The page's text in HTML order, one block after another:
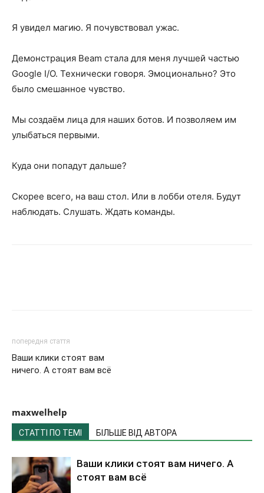
Я увидел магию. Я почувствовал ужас.
Демонстрация Beam стала для меня лучшей частью
Google I/O. Технически говоря. Эмоционально? Это
было смешанное чувство.
Мы создаём лица для наших ботов. И позволяем им
улыбаться первыми.
Куда они попадут дальше?
Скорее всего, на ваш стол. Или в лобби отеля. Будут
наблюдать. Слушать. Ждать команды.
попередня стаття
Ваши клики стоят вам
ничего. А стоят вам всё
maxwelhelp
СТАТТІ ПО ТЕМІ БІЛЬШЕ ВІД АВТОРА
Ваши клики стоят вам ничего. А
стоят вам всё